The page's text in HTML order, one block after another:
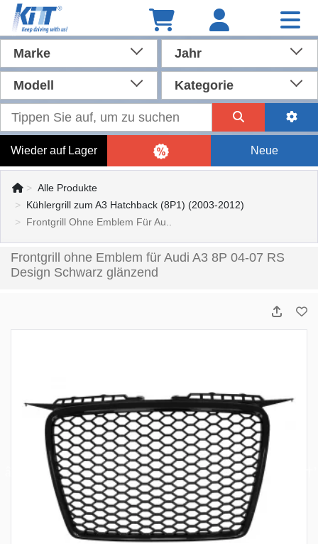
Marke Jahr
Modell Kategorie
Wieder auf Lager Neue
Alle Produkte
Kühlergrill zum A3 Hatchback (8P1) (2003-2012)
Frontgrill Ohne Emblem Für Au..
Frontgrill ohne Emblem für Audi A3 8P 04-07 RS
Design Schwarz glänzend